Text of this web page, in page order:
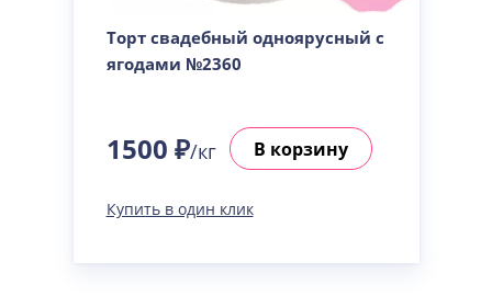
Торт свадебный одноярусный с
ягодами №2360
1500 ₽/кг В корзину
Купить в один клик